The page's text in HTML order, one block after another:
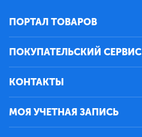
ПОРТАЛ ТОВАРОВ
ПОКУПАТЕЛЬСКИЙ СЕРВИС
КОНТАКТЫ
МОЯ УЧЕТНАЯ ЗАПИСЬ